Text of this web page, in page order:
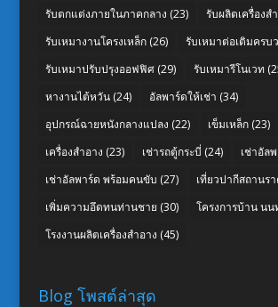
รับตกแต่งภายในภาคกลาง (23) รับผลิตเครื่องส
รับเหมางานโครงเหล็ก(26) รับเหมาต่อเติมครบ
รับเหมาปรับปรุงออฟฟิศ(29) รับเหมารีโนเวท
หางานไต้หวัน(24) อัลพาร์ดให้เช่า (34)
อุปกรณ์ฉายหนังกลางแปลง (22) เข็มเหล็ก(23)
เครื่องสำอาง (23) เช่ารถตู้กระบี่ (24) เช่าอัล
เช่าอัลพาร์ด พร้อมคนขับ (27) เที่ยวปากีสถานร
เพิ่มความอึดทนท่านชาย (30) โครงการบ้าน นน
โรงงานผลิตเครื่องสำอาง (45)
Blog โพสต์ล่าสุด